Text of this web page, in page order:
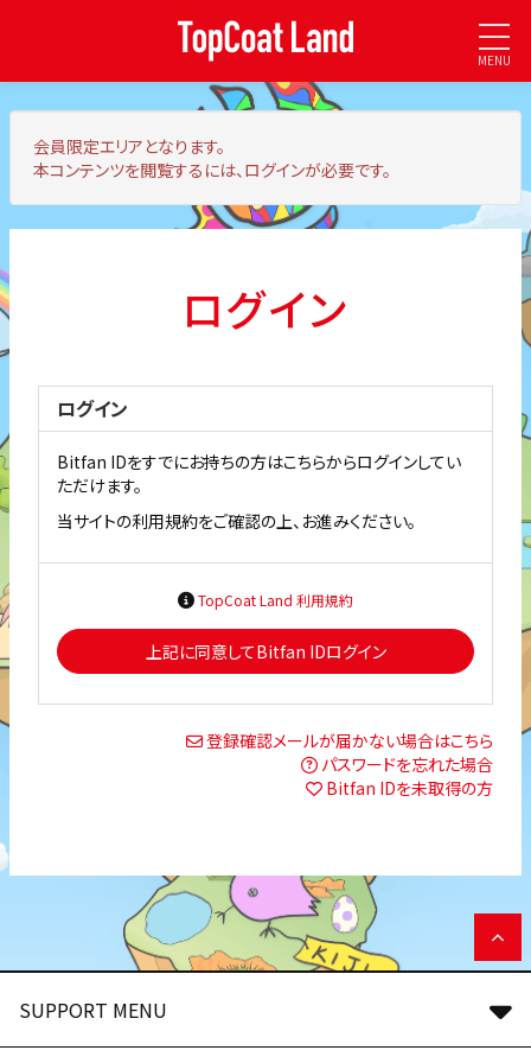
MENU
会員限定エリア となります。
本コンテンツを閲覧するには、ログインが必要です。
ログイン
ログイン
Bitfan IDをすでにお持ちの方はこちらからログインしてい
ただけます。
当サイトの利用規約をご確認の上、お進みください。
TopCoat Land 利用規約
上記に同意してBitfan IDログイン
登録確認メールが届かない場合はこちら
パスワードを忘れた場合
Bitfan IDを未取得の方
SUPPORT MENU